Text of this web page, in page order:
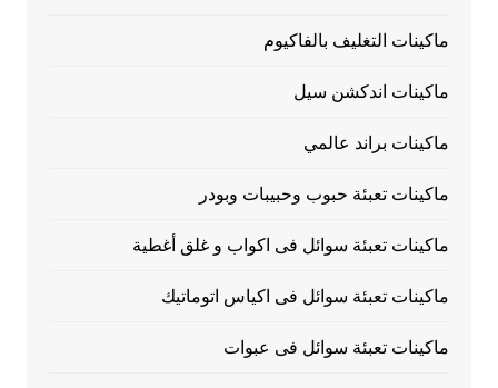
ماكينات التغليف بالفاكيوم
ماكينات اندكشن سيل
ماكينات براند عالمي
ماكينات تعبئة حبوب وحبيبات وبودر
ماكينات تعبئة سوائل فى اكواب و غلق أغطية
ماكينات تعبئة سوائل فى اكياس اتوماتيك
ماكينات تعبئة سوائل فى عبوات